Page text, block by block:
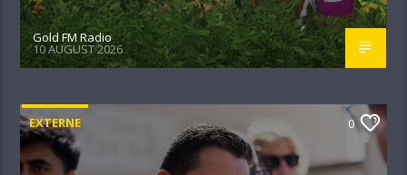
Gold FM Radio
10 AUGUST 2026
EXTERNE 0